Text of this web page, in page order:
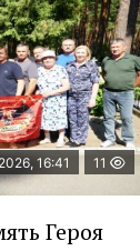
16:41 11
Героя